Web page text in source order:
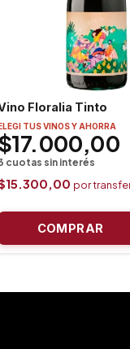
Floralia Tinto
TUS VINOS Y AHORRA